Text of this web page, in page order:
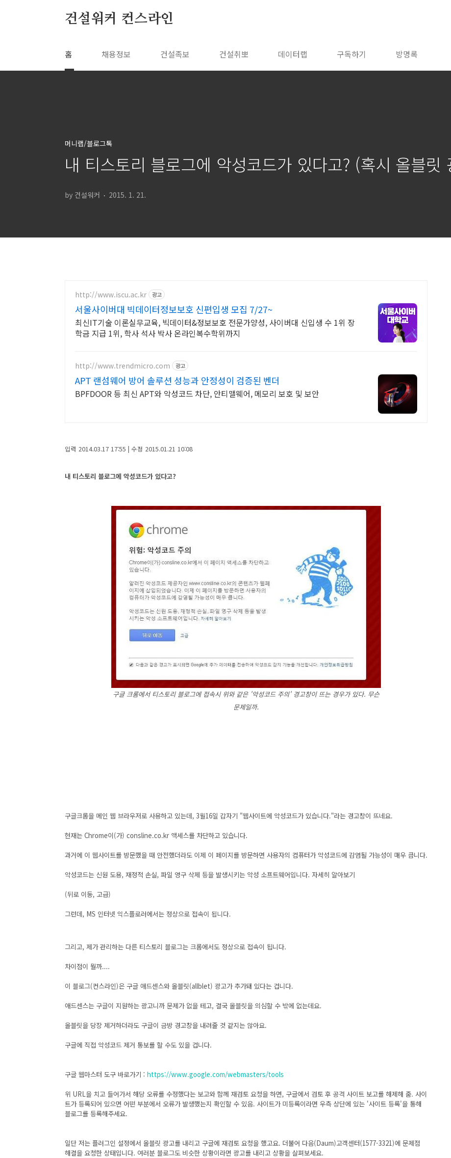
건설워커 컨스라인
홈 채용정보 건설족보 건설취뽀 데이터랩 구독하기 방명록
머니랩/블로그톡
내 티스토리 블로그에 악성코드가 있다고? (혹시 올블릿
by 건설워커 2015. 1. 21.
http://www.iscu.ac.kr 광고
서울사이버대 빅데이터정보보호 신편입생 모집 7/27~
최신IT기술 이론실무교육, 빅데이터&정보보호 전문가양성, 사이버대 신입생 수 1위 장
학금 지급 1위, 학사 석사 박사 온라인복수학위까지
http://www.trendmicro.com 광고
APT 랜섬웨어 방어 솔루션 성능과 안정성이 검증된 벤더
BPFDOOR 등 최신 APT와 악성코드 차단, 안티맬웨어, 메모리 보호 및 보안
입력 2014.03.17 17:55 | 수정 2015.01.21 10:08
내 티스토리 블로그에 악성코드가 있다고?
구글 크롬에서 티스토리 블로그에 접속시 위와 같은 '악성코드 주의' 경고창이 뜨는 경우가 있다. 무슨
문제일까.
구글크롬을 메인 웹 브라우저로 사용하고 있는데, 3월16일 갑자기 "웹사이트에 악성코드가 있습니다."라는 경고창이 뜨네요.
현재는 Chrome이(가) consline.co.kr 액세스를 차단하고 있습니다.
과거에 이 웹사이트를 방문했을 때 안전했더라도 이제 이 페이지를 방문하면 사용자의 컴퓨터가 악성코드에 감염될 가능성이 매우 큽니다.
악성코드는 신원 도용, 재정적 손실, 파일 영구 삭제 등을 발생시키는 악성 소프트웨어입니다. 자세히 알아보기
(뒤로 이동, 고급)
그런데, MS 인터넷 익스플로러에서는 정상으로 접속이 됩니다.
그리고, 제가 관리하는 다른 티스토리 블로그는 크롬에서도 정상으로 접속이 됩니다.
차이점이 뭘까....
이 블로그(컨스라인)은 구글 애드센스와 올블릿(allblet) 광고가 추가돼 있다는 겁니다.
애드센스는 구글이 지원하는 광고니까 문제가 없을 테고, 결국 올블릿을 의심할 수 밖에 없는데요.
올블릿을 당장 제거하더라도 구글이 금방 경고창을 내려줄 것 같지는 않아요.
구글에 직접 악성코드 제거 통보를 할 수도 있을 겁니다.
구글 웹마스터 도구 바로가기 : https://www.google.com/webmasters/tools
위 URL을 치고 들어가서 해당 오류를 수정했다는 보고와 함께 재검토 요청을 하면, 구글에서 검토 후 공격 사이트 보고를 해제해 줌. 사이
트가 등록되어 있으면 어떤 부분에서 오류가 발생했는지 확인할 수 있음. 사이트가 미등록이라면 우측 상단에 있는 '사이트 등록'을 통해
블로그를 등록해주세요.
일단 저는 플러그인 설정에서 올블릿 광고를 내리고 구글에 재검토 요청을 했고요. 더불어 다음(Daum)고객센터(1577-3321)에 문제점
해결을 요청한 상태입니다. 여러분 블로그도 비슷한 상황이라면 광고를 내리고 상황을 살펴보세요.